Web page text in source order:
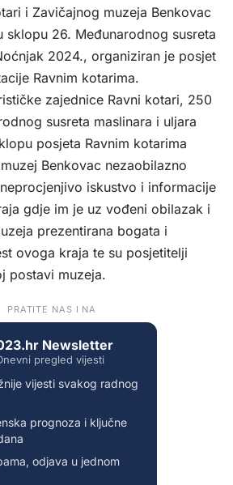
i Zavičajnog muzeja Benkovac
sklopu 26. Međunarodnog susreta
2024., organiziran je posjet
Ravnim kotarima.
zajednice Ravni kotari, 250
susreta maslinara i uljara
posjeta Ravnim kotarima
Benkovac nezaobilazno
iskustvo i informacije
gdje im je uz vođeni obilazak i
prezentirana bogata i
ovoga kraja te su posjetitelji
postavi muzeja.
PRATITE NAS I NA
Newsletter
pregled vijesti
vijesti svakog radnog
prognoza i ključne
odjava u jednom